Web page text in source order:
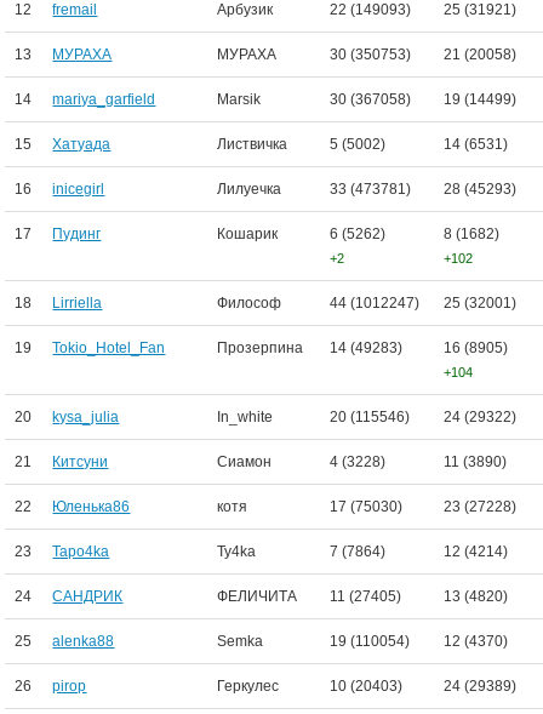
12 fremail Арбузик 22 (149093) 25 (31921)
13 МУРАХА МУРАХА 30 (350753) 21 (20058)
14 mariya_garfield Marsik 30 (367058) 19 (14499)
15 Хатуада Листвичка 5 (5002) 14 (6531)
16 inicegirl Лилуечка 33 (473781) 28 (45293)
17 Пудинг Кошарик 6 (5262)
+2
8 (1682)
+102
18 Lirriella Философ 44 (1012247) 25 (32001)
19 Tokio_Hotel_Fan Прозерпина 14 (49283) 16 (8905)
+104
20 kysa_julia In_white 20 (115546) 24 (29322)
21 Китсуни Сиамон 4 (3228) 11 (3890)
22 Юленька86 котя 17 (75030) 23 (27228)
23 Tapo4ka Ty4ka 7 (7864) 12 (4214)
24 САНДРИК ФЕЛИЧИТА 11 (27405) 13 (4820)
25 alenka88 Semka 19 (110054) 12 (4370)
26 pirop Геркулес 10 (20403) 24 (29389)